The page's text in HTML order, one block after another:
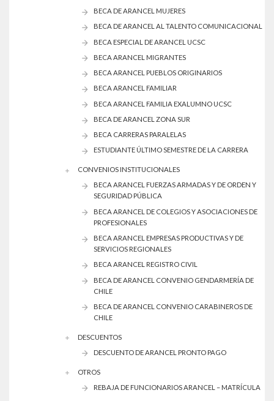
BECA DE ARANCEL MUJERES
BECA DE ARANCEL AL TALENTO COMUNICACIONAL
BECA ESPECIAL DE ARANCEL UCSC
BECA ARANCEL MIGRANTES
BECA ARANCEL PUEBLOS ORIGINARIOS
BECA ARANCEL FAMILIAR
BECA ARANCEL FAMILIA EXALUMNO UCSC
BECA DE ARANCEL ZONA SUR
BECA CARRERAS PARALELAS
ESTUDIANTE ÚLTIMO SEMESTRE DE LA CARRERA
CONVENIOS INSTITUCIONALES
BECA ARANCEL FUERZAS ARMADAS Y DE ORDEN Y
SEGURIDAD PÚBLICA
BECA ARANCEL DE COLEGIOS Y ASOCIACIONES DE
PROFESIONALES
BECA ARANCEL EMPRESAS PRODUCTIVAS Y DE
SERVICIOS REGIONALES
BECA ARANCEL REGISTRO CIVIL
BECA DE ARANCEL CONVENIO GENDARMERÍA DE
CHILE
BECA DE ARANCEL CONVENIO CARABINEROS DE
CHILE
DESCUENTOS
DESCUENTO DE ARANCEL PRONTO PAGO
OTROS
REBAJA DE FUNCIONARIOS ARANCEL – MATRÍCULA